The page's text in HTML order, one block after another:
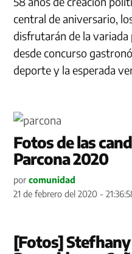
central de aniversario,
disfrutarán de la
desde concurso
deporte y la esperada
Fotos de las
Parcona 2020
por comunidad
21 de febrero del 2020 -
[Fotos]